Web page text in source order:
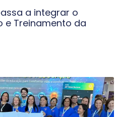
a integrar o
e Treinamento da